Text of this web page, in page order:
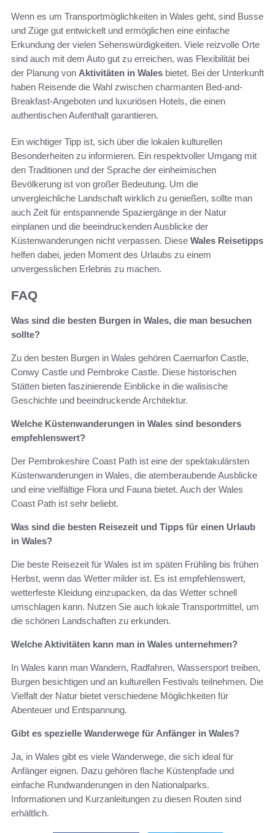
Wenn es um Transportmöglichkeiten in Wales geht, sind Busse
und Züge gut entwickelt und ermöglichen eine einfache
Erkundung der vielen Sehenswürdigkeiten. Viele reizvolle Orte
sind auch mit dem Auto gut zu erreichen, was Flexibilität bei
der Planung von Aktivitäten in Wales bietet. Bei der Unterkunft
haben Reisende die Wahl zwischen charmanten Bed-and-
Breakfast-Angeboten und luxuriösen Hotels, die einen
authentischen Aufenthalt garantieren.
Ein wichtiger Tipp ist, sich über die lokalen kulturellen
Besonderheiten zu informieren. Ein respektvoller Umgang mit
den Traditionen und der Sprache der einheimischen
Bevölkerung ist von großer Bedeutung. Um die
unvergleichliche Landschaft wirklich zu genießen, sollte man
auch Zeit für entspannende Spaziergänge in der Natur
einplanen und die beeindruckenden Ausblicke der
Küstenwanderungen nicht verpassen. Diese Wales Reisetipps
helfen dabei, jeden Moment des Urlaubs zu einem
unvergesslichen Erlebnis zu machen.
FAQ
Was sind die besten Burgen in Wales, die man besuchen
sollte?
Zu den besten Burgen in Wales gehören Caernarfon Castle,
Conwy Castle und Pembroke Castle. Diese historischen
Stätten bieten faszinierende Einblicke in die walisische
Geschichte und beeindruckende Architektur.
Welche Küstenwanderungen in Wales sind besonders
empfehlenswert?
Der Pembrokeshire Coast Path ist eine der spektakulärsten
Küstenwanderungen in Wales, die atemberaubende Ausblicke
und eine vielfältige Flora und Fauna bietet. Auch der Wales
Coast Path ist sehr beliebt.
Was sind die besten Reisezeit und Tipps für einen Urlaub
in Wales?
Die beste Reisezeit für Wales ist im späten Frühling bis frühen
Herbst, wenn das Wetter milder ist. Es ist empfehlenswert,
wetterfeste Kleidung einzupacken, da das Wetter schnell
umschlagen kann. Nutzen Sie auch lokale Transportmittel, um
die schönen Landschaften zu erkunden.
Welche Aktivitäten kann man in Wales unternehmen?
In Wales kann man Wandern, Radfahren, Wassersport treiben,
Burgen besichtigen und an kulturellen Festivals teilnehmen. Die
Vielfalt der Natur bietet verschiedene Möglichkeiten für
Abenteuer und Entspannung.
Gibt es spezielle Wanderwege für Anfänger in Wales?
Ja, in Wales gibt es viele Wanderwege, die sich ideal für
Anfänger eignen. Dazu gehören flache Küstenpfade und
einfache Rundwanderungen in den Nationalparks.
Informationen und Kurzanleitungen zu diesen Routen sind
erhältlich.